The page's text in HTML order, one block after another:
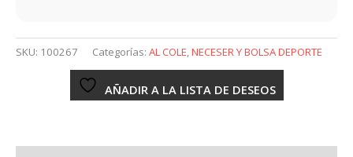
SKU: 100267 Categorías: AL COLE,NECESER Y BOLSA DEPORTE
AÑADIR A LA LISTA DE DESEOS